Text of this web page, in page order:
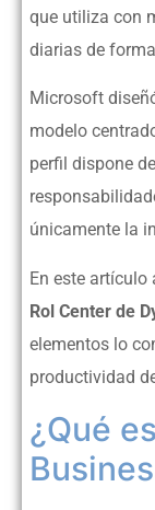
que utiliza con
diarias de
Microsoft
modelo
perfil dispone
únicamente la
En este
Rol Center de
elementos lo
productividad
¿Qué